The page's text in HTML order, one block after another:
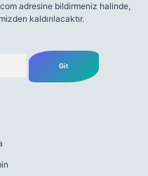
adresine bildirmeniz halinde,
kaldırılacaktır.